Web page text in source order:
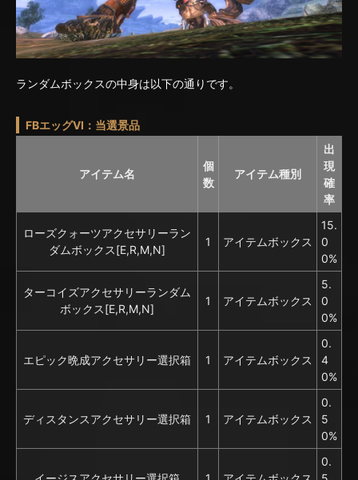
ランダムボックスの中身は以下の通りです。
FBエッグVI：当選景品
アイテム名
個
数
アイテム種別
出
現
確
率
ローズクォーツアクセサリーラン
ダムボックス[E,R,M,N]
1 アイテムボックス
15.
0
0%
ターコイズアクセサリーランダム
ボックス[E,R,M,N]
1 アイテムボックス
5.
0
0%
エピック晩成アクセサリー選択箱 1 アイテムボックス
0.
4
0%
ディスタンスアクセサリー選択箱 1 アイテムボックス
0.
5
0%
0.